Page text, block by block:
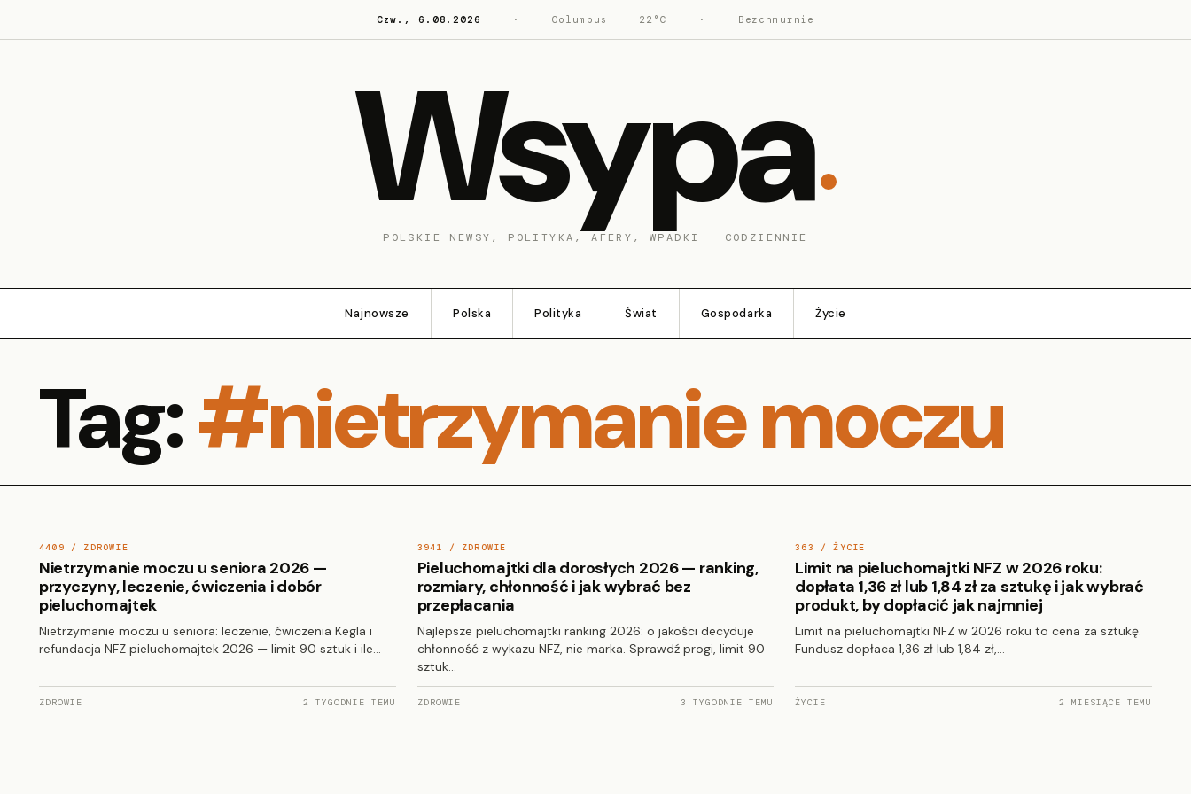
Czw., 6.08.2026 · Columbus 22°C · Bezchmurnie
Wsypa
POLSKIE NEWSY, POLITYKA, AFERY, WPADKI — CODZIENNIE
Najnowsze Polska Polityka Świat Gospodarka Życie
Tag:#nietrzymanie moczu
4409 / ZDROWIE
Nietrzymanie moczu u seniora 2026 —
przyczyny, leczenie, ćwiczenia i dobór
pieluchomajtek
Nietrzymanie moczu u seniora: leczenie, ćwiczenia Kegla i
refundacja NFZ pieluchomajtek 2026 — limit 90 sztuk i ile…
ZDROWIE 2 TYGODNIE TEMU
3941 / ZDROWIE
Pieluchomajtki dla dorosłych 2026 — ranking,
rozmiary, chłonność i jak wybrać bez
przepłacania
Najlepsze pieluchomajtki ranking 2026: o jakości decyduje
chłonność z wykazu NFZ, nie marka. Sprawdź progi, limit 90
sztuk…
ZDROWIE 3 TYGODNIE TEMU
363 / ŻYCIE
Limit na pieluchomajtki NFZ w 2026 roku:
dopłata 1,36 zł lub 1,84 zł za sztukę i jak wybrać
produkt, by dopłacić jak najmniej
Limit na pieluchomajtki NFZ w 2026 roku to cena za sztukę.
Fundusz dopłaca 1,36 zł lub 1,84 zł,…
ŻYCIE 2 MIESIĄCE TEMU